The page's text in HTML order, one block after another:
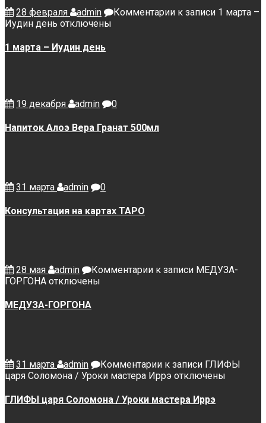
28 февраля admin Комментарии к записи 1 марта –
Иудин день отключены
1 марта – Иудин день
19 декабря admin 0
Напиток Алоэ Вера Гранат 500мл
31 марта admin 0
Консультация на картах ТАРО
28 мая admin Комментарии к записи МЕДУЗА-
ГОРГОНА отключены
МЕДУЗА-ГОРГОНА
31 марта admin Комментарии к записи ГЛИФЫ
царя Соломона / Уроки мастера Иррэ отключены
ГЛИФЫ царя Соломона / Уроки мастера Иррэ